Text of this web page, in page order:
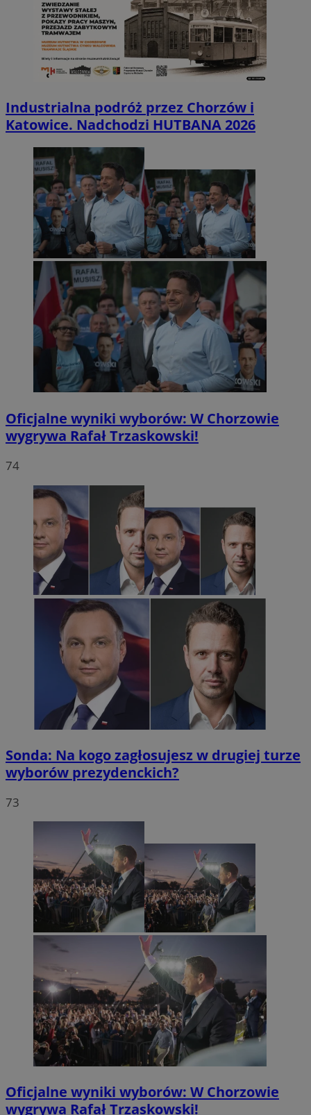
Industrialna podróż przez Chorzów i
Katowice. Nadchodzi HUTBANA 2026
Oficjalne wyniki wyborów: W Chorzowie
wygrywa Rafał Trzaskowski!
74
Sonda: Na kogo zagłosujesz w drugiej turze
wyborów prezydenckich?
73
Oficjalne wyniki wyborów: W Chorzowie
wygrywa Rafał Trzaskowski!